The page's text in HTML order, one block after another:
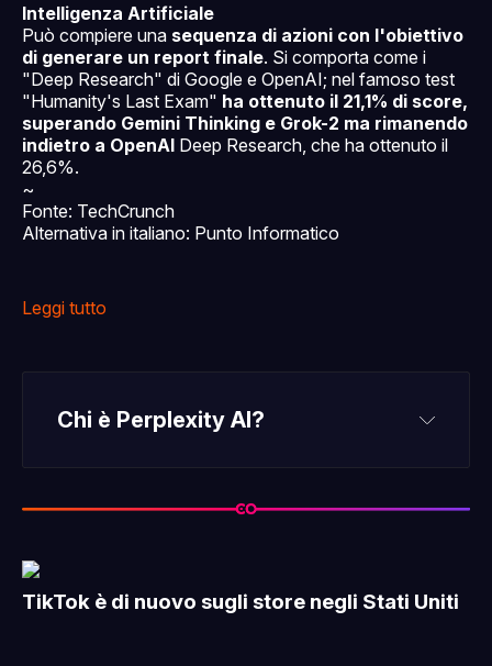
Intelligenza Artificiale
Può compiere una sequenza di azioni con l'obiettivo
di generare un report finale. Si comporta come i
"Deep Research" di Google e OpenAI; nel famoso test
"Humanity's Last Exam" ha ottenuto il 21,1% di score,
superando Gemini Thinking e Grok-2 ma rimanendo
indietro a OpenAI Deep Research, che ha ottenuto il
26,6%.
~
Fonte: TechCrunch
Alternativa in italiano: Punto Informatico
Leggi tutto
Chi è Perplexity AI?
tutto
TikTok è di nuovo sugli store negli Stati Uniti